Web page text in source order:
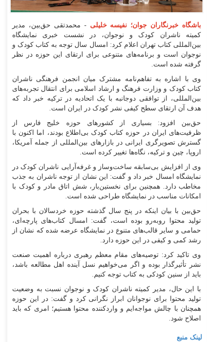
باشگاه خبرنگاران جوان؛ نفیسه خلیلی - محمدتقی حق‌بین، مدیر
کمیته ناشران کودک و نوجوان، در نشست خبری نمایشگاه
بین‌المللی کتاب تهران اعلام کرد: امسال سال توجه به کتاب کودک و
نوجوان است و برنامه‌های متنوعی برای ارتقای این حوزه در نظر
گرفته شده است.
وی با اشاره به تفاهم‌نامه مشترک میان انجمن فرهنگی ناشران
کتاب کودک و وزارت فرهنگ و ارشاد اسلامی برای انتقال تجربه‌های
بین‌المللی، از توافقی دوجانبه با یک اتحادیه در ترکیه خبر داد که
هدف آن ارتقای سطح کیفی نشر کودک در ایران است.
حق‌بین افزود: بسیاری از کشور‌های حوزه خلیج فارس از
ظرفیت‌های ایران در حوزه کتاب کودک بی‌اطلاع بودند، اما اکنون با
گسترش تصویرگری ایرانی در بازار‌های بین‌المللی از جمله آمریکا،
اروپا، چین و ترکیه، نگاه‌ها تغییر کرده است.
وی از افزایش بی‌سابقه ساخت‌وساز و غرفه‌آرایی ناشران کودک در
نمایشگاه امسال خبر داد و گفت: این نشان از توجه ناشران به جذب
مخاطب دارد. همچنین برای نخستین‌بار، شش اتاق مادر و کودک با
امکانات مناسب در نمایشگاه طراحی شده است.
حق‌بین با بیان اینکه در پنج سال گذشته حوزه خردسالان با بحران
تولید محتوا روبه‌رو بوده است، گفت: امسال کتاب‌های پارچه‌ای،
حمامی و سایر قالب‌های متنوع در نمایشگاه عرضه شده که نشان از
رشد کمی و کیفی در این حوزه دارد.
وی تاکید کرد: توصیه‌های مقام معظم رهبری درباره اهمیت صنعت
نشر تأثیرگذار بوده و اگر می‌خواهیم نسل آینده اهل مطالعه باشد،
باید از سنین کودکی به کتاب توجه کنیم.
با این حال، مدیر کمیته ناشران کودک و نوجوان نسبت به وضعیت
تولید محتوا برای نوجوانان ابراز نگرانی کرد و گفت: در این حوزه
همچنان با چالش مواجه‌ایم و واردکننده محتوا هستیم؛ امری که باید
اصلاح شود.
لینک منبع